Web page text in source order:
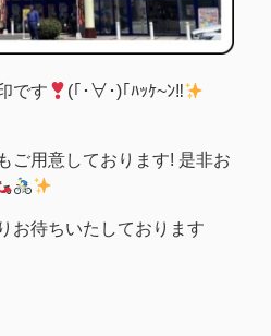
です
(｢･∀･)｢ﾊｯｹ~ﾝ‼
ご用意しております! 是非お
お待ちいたしております